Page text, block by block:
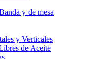
y de mesa
y Verticales
de Aceite